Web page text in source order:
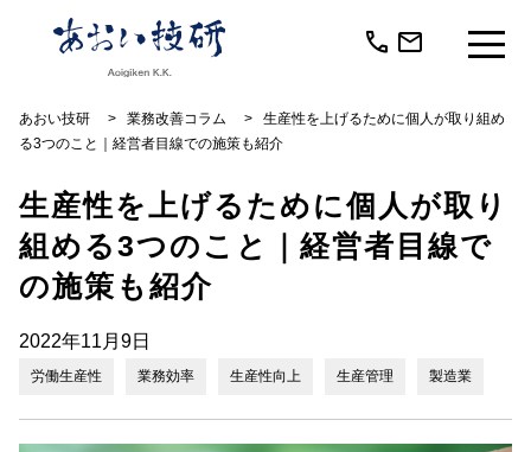
call mail
あおい技研 > 業務改善コラム >
生産性を上げるために個人が取り組め
る3つのこと｜経営者目線での施策も紹介
生産性を上げるために個人が取り
組める3つのこと｜経営者目線で
の施策も紹介
2022年11月9日
労働生産性 業務効率 生産性向上 生産管理 製造業